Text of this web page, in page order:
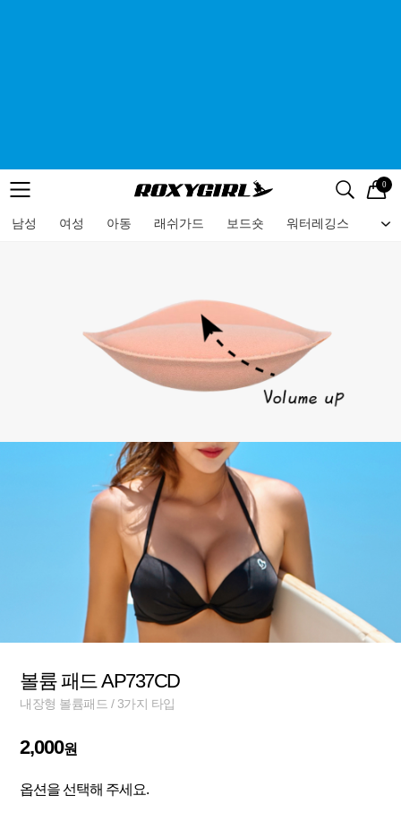
메뉴 검색
로고 0
남성 여성 아동 래쉬가드 보드숏 워터레깅스 비
메뉴
볼륨 패드 AP737CD
내장형 볼륨패드 / 3가지 타입
2,000원
옵션을 선택해 주세요.